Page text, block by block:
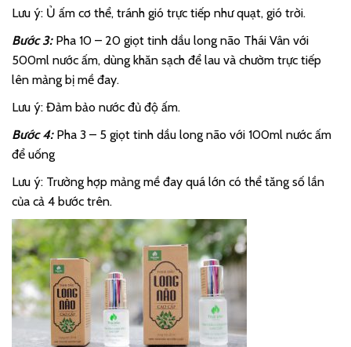
Lưu ý: Ủ ấm cơ thể, tránh gió trực tiếp như quạt, gió trời.
Bước 3:Pha 10 – 20 giọt tinh dầu long não Thái Vân với
500ml nước ấm, dùng khăn sạch để lau và chườm trực tiếp
lên mảng bị mề đay.
Lưu ý: Đảm bảo nước đủ độ ấm.
Bước 4:Pha 3 – 5 giọt tinh dầu long não với 100ml nước ấm
để uống
Lưu ý: Trường hợp mảng mề đay quá lớn có thể tăng số lần
của cả 4 bước trên.